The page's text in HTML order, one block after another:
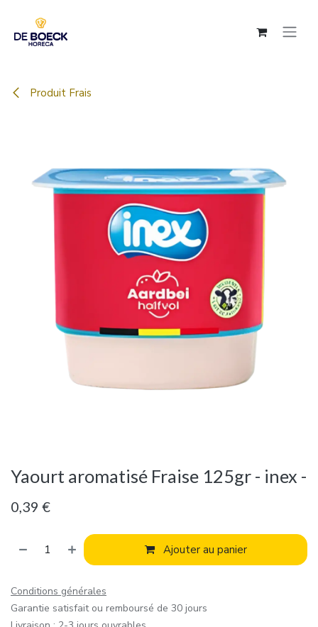
Produit Frais
Yaourt aromatisé Fraise 125gr - inex -
0,39 €
Ajouter au panier
Conditions générales
Garantie satisfait ou remboursé de 30 jours